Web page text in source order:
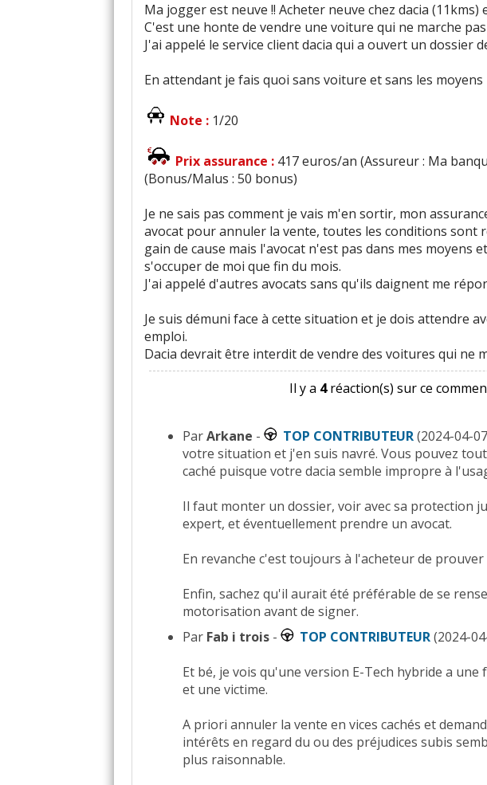
Ma jogger est neuve !! Acheter neuve chez dacia (11kms)
C'est une honte de vendre une voiture qui ne marche pas
J'ai appelé le service client dacia qui a ouvert un dossier
En attendant je fais quoi sans voiture et sans les
Note : 1/20
Prix assurance : 417 euros/an (Assureur : Ma
(Bonus/Malus : 50 bonus)
Je ne sais pas comment je vais m'en sortir, mon
avocat pour annuler la vente, toutes les conditions sont
gain de cause mais l'avocat n'est pas dans mes moyens
s'occuper de moi que fin du mois.
J'ai appelé d'autres avocats sans qu'ils daignent me
Je suis démuni face à cette situation et je dois attendre
emploi.
Dacia devrait être interdit de vendre des voitures qui ne
Il y a 4réaction(s) sur ce
ParArkane - TOP CONTRIBUTEUR(2024-04-
votre situation et j'en suis navré. Vous pouvez
caché puisque votre dacia semble impropre à
Il faut monter un dossier, voir avec sa protection
expert, et éventuellement prendre un avocat.
En revanche c'est toujours à l'acheteur de prouver
Enfin, sachez qu'il aurait été préférable de se
motorisation avant de signer.
Par Fab i trois - TOP CONTRIBUTEUR(2024-
Et bé, je vois qu'une version E-Tech hybride a une
et une victime.
A priori annuler la vente en vices cachés et
intérêts en regard du ou des préjudices subis
plus raisonnable.